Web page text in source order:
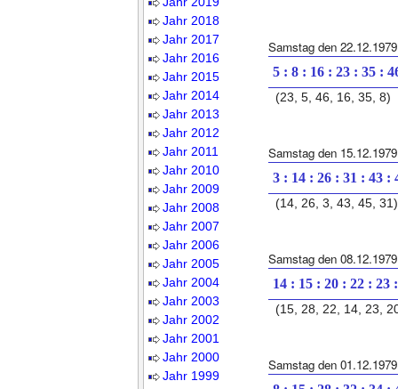
Jahr 2018
Jahr 2017
Jahr 2016
Jahr 2015
Jahr 2014
Jahr 2013
Jahr 2012
Jahr 2011
Jahr 2010
Jahr 2009
Jahr 2008
Jahr 2007
Jahr 2006
Jahr 2005
Jahr 2004
Jahr 2003
Jahr 2002
Jahr 2001
Jahr 2000
Jahr 1999
Samstag den 22.12.1979
5 : 8 : 16 : 23 : 35 :
(23, 5, 46, 16, 35, 8)
Samstag den 15.12.1979
3 : 14 : 26 : 31 : 43 :
(14, 26, 3, 43, 45, 31)
Samstag den 08.12.1979
14 : 15 : 20 : 22 : 23
(15, 28, 22, 14, 23,
Samstag den 01.12.1979